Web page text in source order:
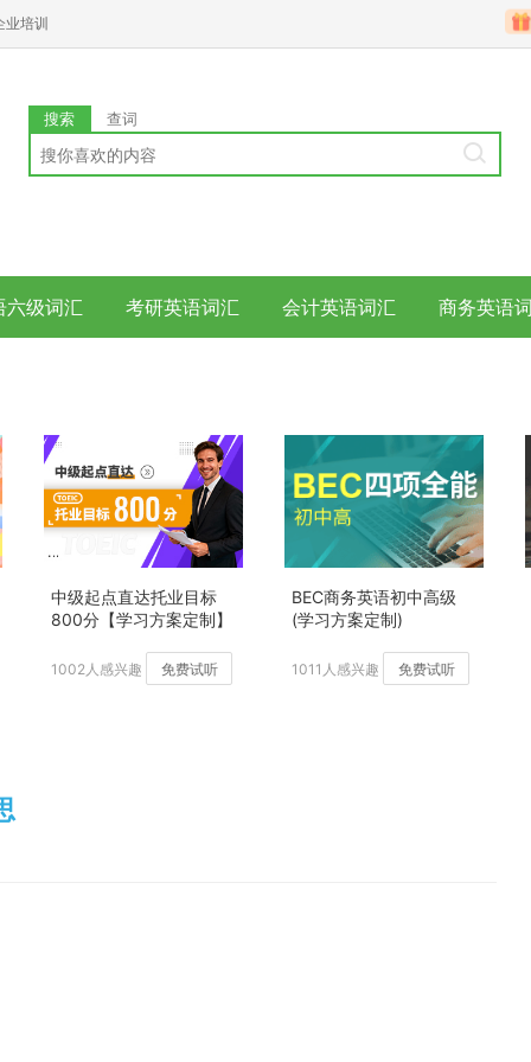
业培训
搜索 查词
六级词汇 考研英语词汇 会计英语词汇 商务英语
中级起点直达托业目标
800分【学习方案定制】
1002人感兴趣 免费试听
BEC商务英语初中高级
(学习方案定制)
1011人感兴趣 免费试听